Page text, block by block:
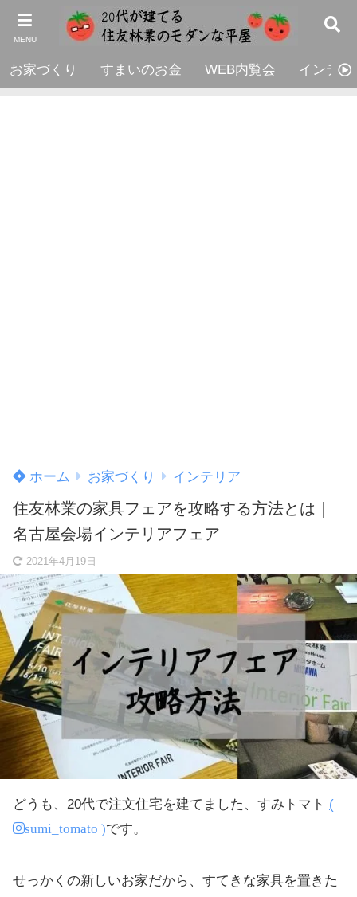
MENU
お家づくり すまいのお金 WEB内覧会 インテリ
ホーム お家づくり インテリア
住友林業の家具フェアを攻略する方法とは｜
名古屋会場インテリアフェア
2021年4月19日
どうも、20代で注文住宅を建てました、すみトマト (
sumi_tomato )です。
せっかくの新しいお家だから、すてきな家具を置きた